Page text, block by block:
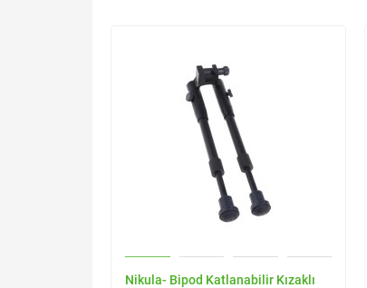
Nikula- Bipod Katlanabilir Kızaklı